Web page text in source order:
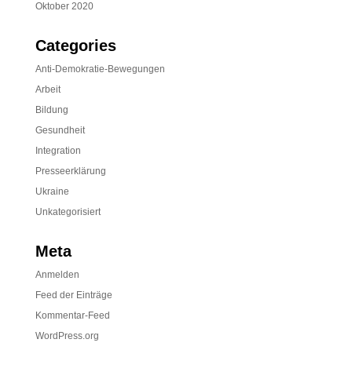
Oktober 2020
Categories
Anti-Demokratie-Bewegungen
Arbeit
Bildung
Gesundheit
Integration
Presseerklärung
Ukraine
Unkategorisiert
Meta
Anmelden
Feed der Einträge
Kommentar-Feed
WordPress.org